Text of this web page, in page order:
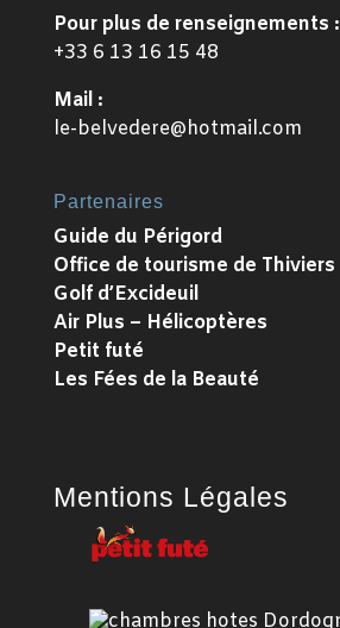
Pour plus de renseignements :
+33 6 13 16 15 48
Mail :
le-belvedere@hotmail.com
Partenaires
Guide du Périgord
Office de tourisme de Thiviers
Golf d’Excideuil
Air Plus – Hélicoptères
Petit futé
Les Fées de la Beauté
Mentions Légales